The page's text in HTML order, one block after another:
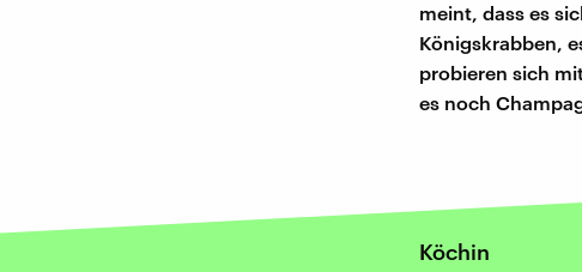
meint, dass es
Königskrabben,
probieren sich
es noch
Köchin